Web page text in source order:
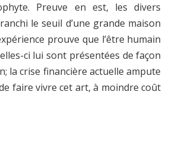
Preuve en est, les divers
le seuil d’une grande maison
prouve que l’être humain
ci lui sont présentées de façon
la crise financière actuelle ampute
faire vivre cet art, à moindre coût